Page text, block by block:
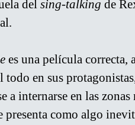
del sing-talking de
es una película correcta,
todo en sus
a internarse en las zonas
presenta como algo